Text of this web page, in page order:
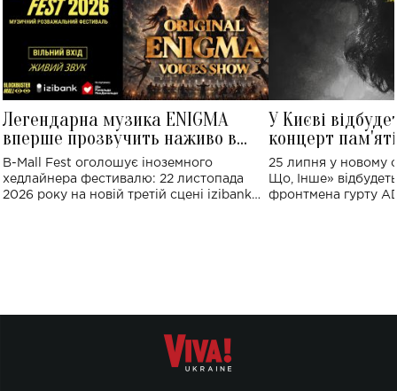
Легендарна музика ENIGMA
вперше прозвучить наживо в
Україні: де відбудеться концерт
B-Mall Fest оголошує іноземного
хедлайнера фестивалю: 22 листопада
2026 року на новій третій сцені izibank
У Києві
концерт
Клименка:
виконають
25 липня у новому
Що, Інше»
фронтмена гурту